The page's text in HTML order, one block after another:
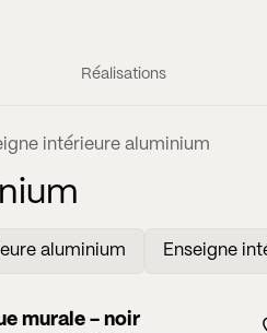
Réalisations
intérieure aluminium
aluminium Enseigne
murale - noir